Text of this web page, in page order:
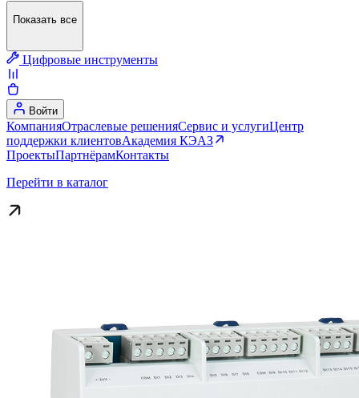
Показать все
Цифровые инструменты
Войти
КомпанияОтраслевые решенияСервис и услугиЦентр
поддержки клиентовАкадемия КЭАЗ
ПроектыПартнёрамКонтакты
Перейти в каталог